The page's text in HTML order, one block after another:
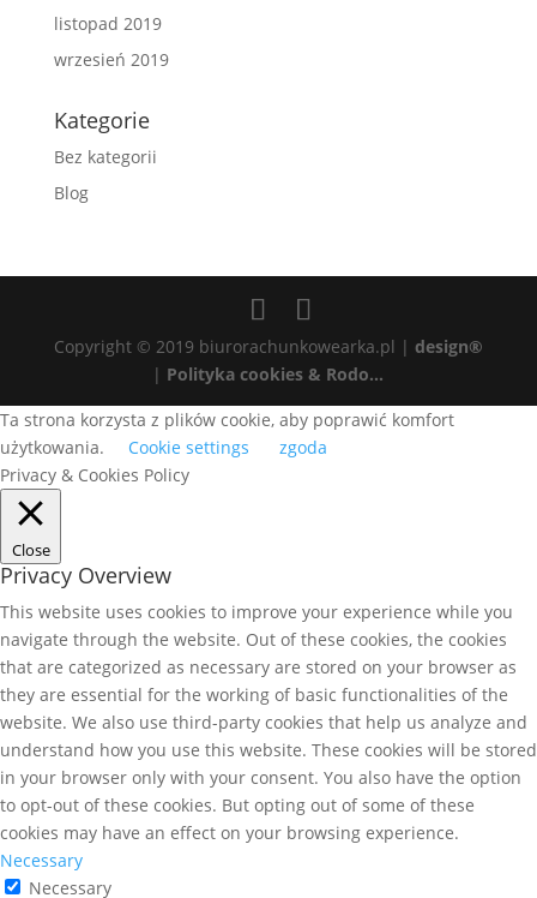
listopad 2019
wrzesień 2019
Kategorie
Bez kategorii
Blog
Copyright © 2019 biurorachunkowearka.pl | design®
| Polityka cookies & Rodo...
Ta strona korzysta z plików cookie, aby poprawić komfort
użytkowania.
Cookie settings
zgoda
Privacy & Cookies Policy
Close
Privacy Overview
This website uses cookies to improve your experience while you
navigate through the website. Out of these cookies, the cookies
that are categorized as necessary are stored on your browser as
they are essential for the working of basic functionalities of the
website. We also use third-party cookies that help us analyze and
understand how you use this website. These cookies will be stored
in your browser only with your consent. You also have the option
to opt-out of these cookies. But opting out of some of these
cookies may have an effect on your browsing experience.
Necessary
Necessary